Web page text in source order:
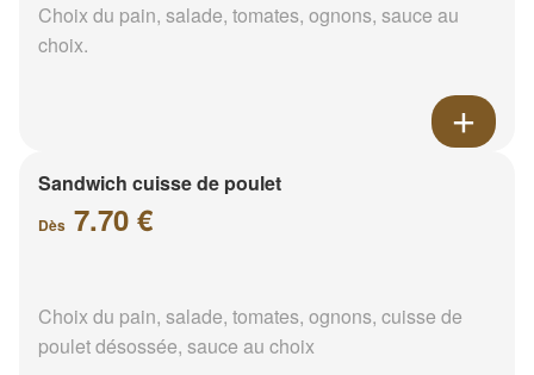
Choix du pain, salade, tomates, ognons, sauce au
choix.
Sandwich cuisse de poulet
Dès 7.70 €
Choix du pain, salade, tomates, ognons, cuisse de
poulet désossée, sauce au choix